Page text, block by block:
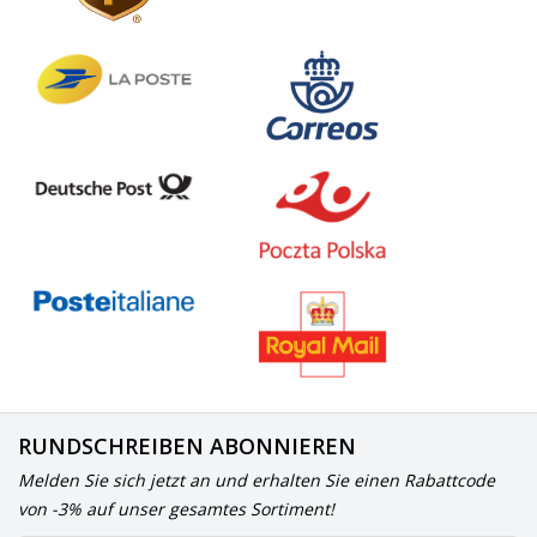
RUNDSCHREIBEN ABONNIEREN
Melden Sie sich jetzt an und erhalten Sie einen Rabattcode
von -3% auf unser gesamtes Sortiment!